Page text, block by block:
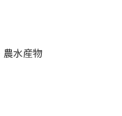
農水産物